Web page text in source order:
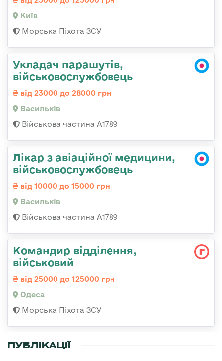
Київ
Морська Піхота ЗСУ
Укладач парашутів,
військовослужбовець
від 23000 до 28000 грн
Васильків
Військова частина А1789
Лікар з авіаційної медицини,
військовослужбовець
від 10000 до 15000 грн
Васильків
Військова частина А1789
Командир відділення,
військовий
від 25000 до 125000 грн
Одеса
Морська Піхота ЗСУ
ПУБЛІКАЦІЇ